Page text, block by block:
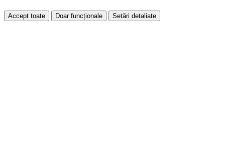
Accept toate Doar funcționale Setări detaliate